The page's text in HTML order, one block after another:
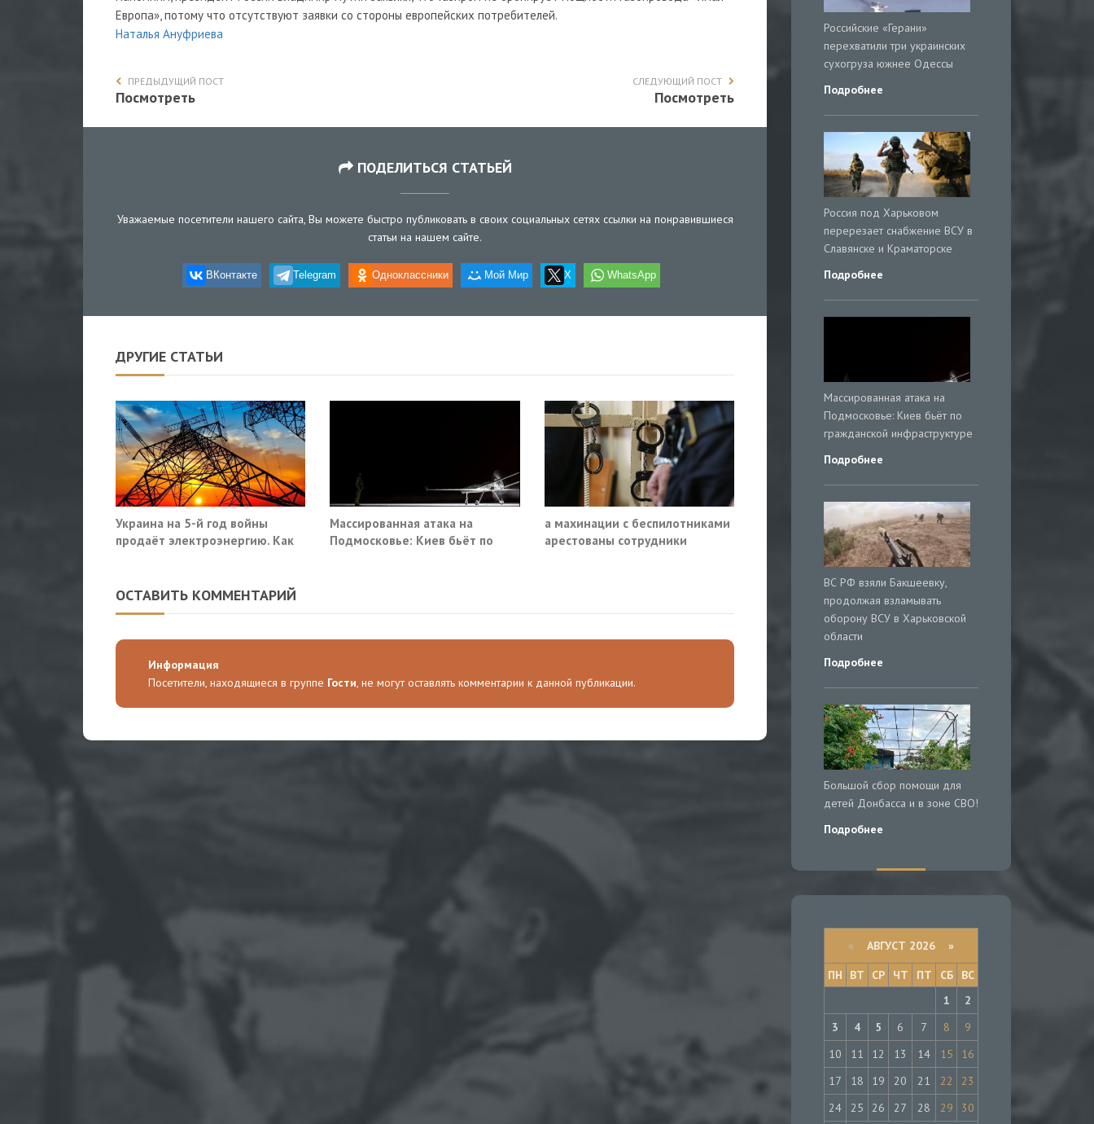
Европа», потому что отсутствуют заявки со стороны европейских потребителей.
Наталья Ануфриева
ПРЕДЫДУЩИЙ ПОСТ
Посмотреть
СЛЕДУЮЩИЙ ПОСТ
Посмотреть
ПОДЕЛИТЬСЯ СТАТЬЕЙ
Уважаемые посетители нашего сайта, Вы можете быстро публиковать в своих социальных сетях ссылки на понравившиеся
статьи на нашем сайте.
ВКонтакте Telegram Одноклассники Мой Мир X WhatsApp
ДРУГИЕ СТАТЬИ
Украина на 5-й год войны
продаёт электроэнергию. Как
Массированная атака на
Подмосковье: Киев бьёт по
а махинации с беспилотниками
арестованы сотрудники
ОСТАВИТЬ КОММЕНТАРИЙ
Информация
Посетители, находящиеся в группе Гости , не могут оставлять комментарии к данной публикации.
Российские «Герани»
перехватили три украинских
сухогруза южнее Одессы
Подробнее
Россия под Харьковом
перерезает снабжение ВСУ в
Славянске и Краматорске
Подробнее
Массированная атака на
Подмосковье: Киев бьёт по
гражданской инфраструктуре
Подробнее
ВС РФ взяли Бакшеевку,
продолжая взламывать
оборону ВСУ в Харьковской
области
Подробнее
Большой сбор помощи для
детей Донбасса и в зоне СВО!
Подробнее
« АВГУСТ 2026 »
ПН
ВТ СР ЧТ ПТ СБ
ВС
1
2
3
4 5 6 7 8
9
10
11 12 13 14 15
16
17
18 19 20 21 22
23
24
25 26 27 28 29
30